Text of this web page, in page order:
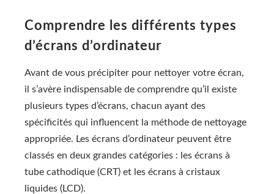
Comprendre les différents types
d’écrans d’ordinateur
Avant de vous précipiter pour nettoyer votre écran,
il s’avère indispensable de comprendre qu’il existe
plusieurs types d’écrans, chacun ayant des
spécificités qui influencent la méthode de nettoyage
appropriée. Les écrans d’ordinateur peuvent être
classés en deux grandes catégories : les écrans à
tube cathodique (CRT) et les écrans à cristaux
liquides (LCD).